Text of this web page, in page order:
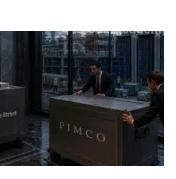
le transfert de 11 milliards de